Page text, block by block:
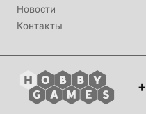
Новости
Контакты